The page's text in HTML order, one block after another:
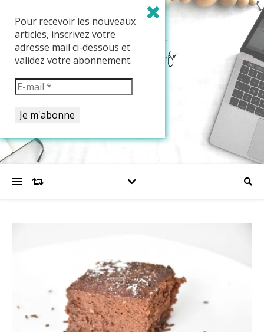
Pour recevoir les nouveaux
articles, inscrivez votre
adresse mail ci-dessous et
validez votre abonnement.